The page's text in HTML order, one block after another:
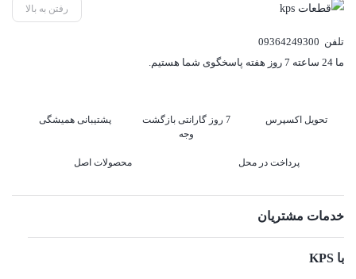
رفتن به بالا
تلفن 09364249300
ما 24 ساعته 7 روز هفته پاسخگوی شما هستیم.
تحویل اکسپرس
7 روز گارانتی بازگشت
وجه
پشتیبانی همیشگی
پرداخت در محل محصولات اصل
خدمات مشتریان
با KPS